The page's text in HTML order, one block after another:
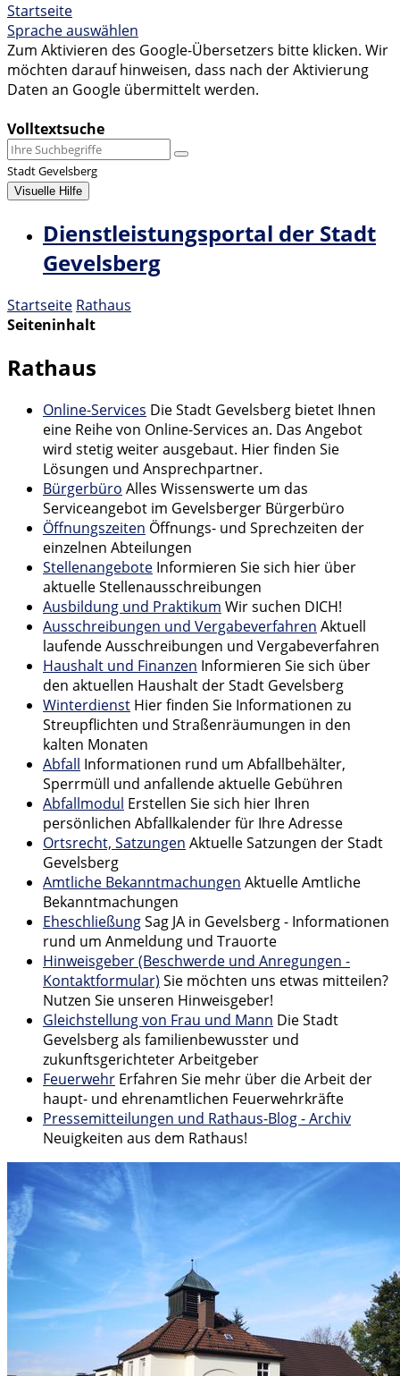
Startseite
Sprache auswählen
Zum Aktivieren des Google-Übersetzers bitte klicken. Wir
möchten darauf hinweisen, dass nach der Aktivierung
Daten an Google übermittelt werden.
Volltextsuche
Stadt Gevelsberg
Visuelle Hilfe
Dienstleistungsportal der Stadt
Gevelsberg
Startseite Rathaus
Seiteninhalt
Rathaus
Online-Services Die Stadt Gevelsberg bietet Ihnen
eine Reihe von Online-Services an. Das Angebot
wird stetig weiter ausgebaut. Hier finden Sie
Lösungen und Ansprechpartner.
Bürgerbüro Alles Wissenswerte um das
Serviceangebot im Gevelsberger Bürgerbüro
Öffnungszeiten Öffnungs- und Sprechzeiten der
einzelnen Abteilungen
Stellenangebote Informieren Sie sich hier über
aktuelle Stellenausschreibungen
Ausbildung und Praktikum Wir suchen DICH!
Ausschreibungen und Vergabeverfahren Aktuell
laufende Ausschreibungen und Vergabeverfahren
Haushalt und Finanzen Informieren Sie sich über
den aktuellen Haushalt der Stadt Gevelsberg
Winterdienst Hier finden Sie Informationen zu
Streupflichten und Straßenräumungen in den
kalten Monaten
Abfall Informationen rund um Abfallbehälter,
Sperrmüll und anfallende aktuelle Gebühren
Abfallmodul Erstellen Sie sich hier Ihren
persönlichen Abfallkalender für Ihre Adresse
Ortsrecht, Satzungen Aktuelle Satzungen der Stadt
Gevelsberg
Amtliche Bekanntmachungen Aktuelle Amtliche
Bekanntmachungen
EheschließungSag JA in Gevelsberg - Informationen
rund um Anmeldung und Trauorte
Hinweisgeber (Beschwerde und Anregungen -
Kontaktformular) Sie möchten uns etwas mitteilen?
Nutzen Sie unseren Hinweisgeber!
Gleichstellung von Frau und Mann Die Stadt
Gevelsberg als familienbewusster und
zukunftsgerichteter Arbeitgeber
Feuerwehr Erfahren Sie mehr über die Arbeit der
haupt- und ehrenamtlichen Feuerwehrkräfte
Pressemitteilungen und Rathaus-Blog - Archiv
Neuigkeiten aus dem Rathaus!